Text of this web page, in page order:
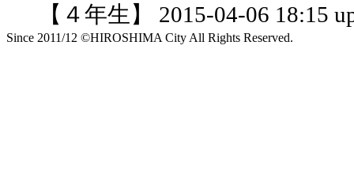
【４年生】 2015-04-06 18:15
Since 2011/12 ©HIROSHIMA City All Rights Reserved.